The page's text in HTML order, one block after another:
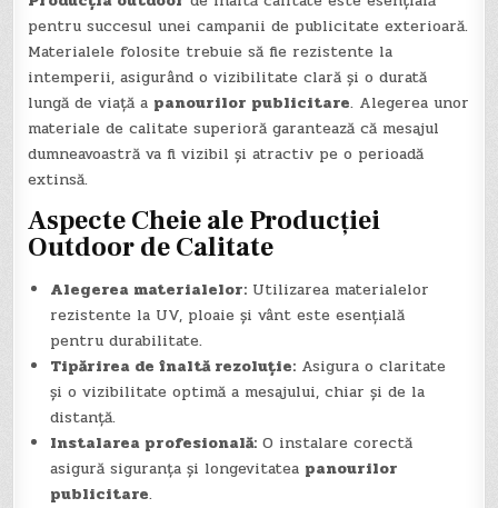
pentru succesul unei campanii de publicitate exterioară.
Materialele folosite trebuie să fie rezistente la
intemperii, asigurând o vizibilitate clară și o durată
lungă de viață a panourilor publicitare. Alegerea unor
materiale de calitate superioră garantează că mesajul
dumneavoastră va fi vizibil și atractiv pe o perioadă
extinsă.
Aspecte Cheie ale Producției
Outdoor de Calitate
Alegerea materialelor: Utilizarea materialelor
rezistente la UV, ploaie și vânt este esențială
pentru durabilitate.
Tipărirea de înaltă rezoluție: Asigura o claritate
și o vizibilitate optimă a mesajului, chiar și de la
distanță.
Instalarea profesională: O instalare corectă
asigură siguranța și longevitatea panourilor
publicitare.